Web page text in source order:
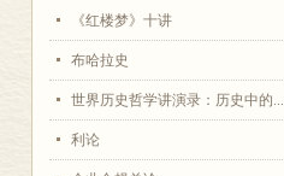
《红楼梦》十讲
布哈拉史
世界历史哲学讲演录：历史中的...
利论